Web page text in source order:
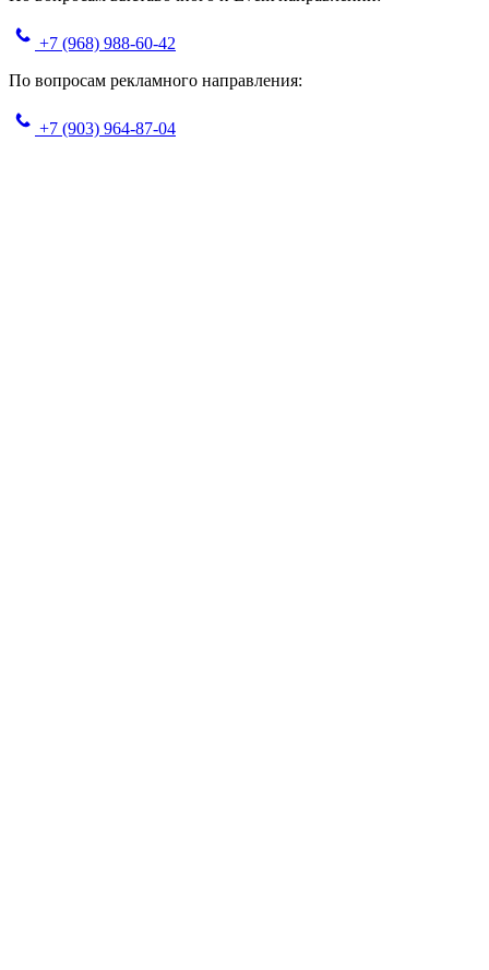
+7 (968) 988-60-42
По вопросам рекламного направления:
+7 (903) 964-87-04